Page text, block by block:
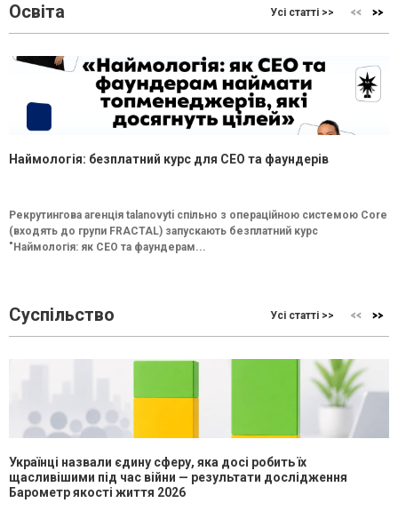
Освіта Усі статті >>
Наймологія: безплатний курс для CEO та фаундерів
Рекрутингова агенція talanovyti спільно з операційною системою Core
(входять до групи FRACTAL) запускають безплатний курс
"Наймологія: як СEO та фаундерам...
Суспільство Усі статті >>
Українці назвали єдину сферу, яка досі робить їх
щасливішими під час війни — результати дослідження
Барометр якості життя 2026